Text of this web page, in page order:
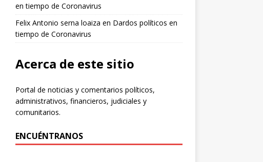
en tiempo de Coronavirus
Felix Antonio serna loaiza en Dardos políticos en
tiempo de Coronavirus
Acerca de este sitio
Portal de noticias y comentarios políticos,
administrativos, financieros, judiciales y
comunitarios.
ENCUÉNTRANOS